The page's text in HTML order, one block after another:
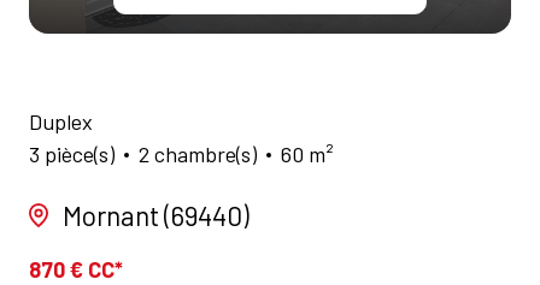
Duplex
3 pièce(s)
2 chambre(s) 60 m²
Mornant (69440)
870 € CC*